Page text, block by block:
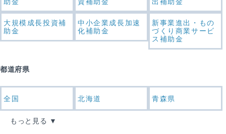
大規模成長投資補
助金
中小企業成長加速
化補助金
新事業進出・もの
づくり商業サービ
ス補助金
都道府県
全国 北海道 青森県
もっと見る